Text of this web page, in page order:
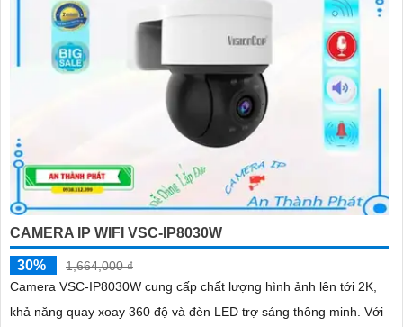
CAMERA IP WIFI VSC-IP8030W
30%
1,664,000 ₫
Camera VSC-IP8030W cung cấp chất lượng hình ảnh lên tới 2K,
khả năng quay xoay 360 độ và đèn LED trợ sáng thông minh. Với